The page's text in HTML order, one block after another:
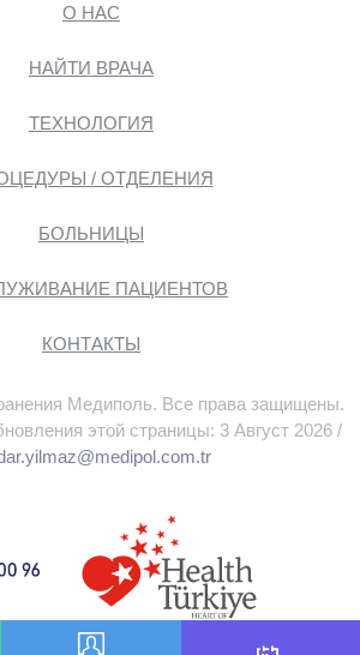
О НАС
НАЙТИ ВРАЧА
ТЕХНОЛОГИЯ
/ ОТДЕЛЕНИЯ
БОЛЬНИЦЫ
ПАЦИЕНТОВ
КОНТАКТЫ
Медиполь. Все права защищены.
этой страницы: 3 Август 2026 /